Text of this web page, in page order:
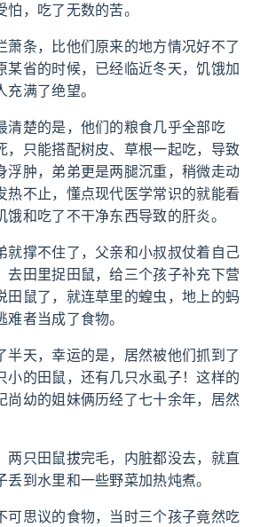
，吃了无数的苦。
萧条，比他们原来的地方情况好不了
某省的时候，已经临近冬天，饥饿加
满了绝望。
清楚的是，他们的粮食几乎全部吃
，只能搭配树皮、草根一起吃，导致
浮肿，弟弟更是两腿沉重，稍微走动
热不止，懂点现代医学常识的就能看
饿和吃了不干净东西导致的肝炎。
就撑不住了，父亲和小叔叔仗着自己
去田里捉田鼠，给三个孩子补充下营
田鼠了，就连草里的蝗虫，地上的蚂
者当成了食物。
半天，幸运的是，居然被他们抓到了
小的田鼠，还有几只水虱子！这样的
尚幼的姐妹俩历经了七十余年，居然
两只田鼠拔完毛，内脏都没去，就直
丢到水里和一些野菜加热炖煮。
可思议的食物，当时三个孩子竟然吃